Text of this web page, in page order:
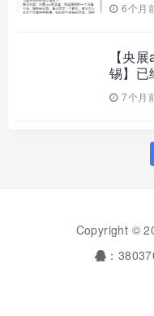
6个月
【央
锡】已
紧远离
7个月
Copyright ©
：